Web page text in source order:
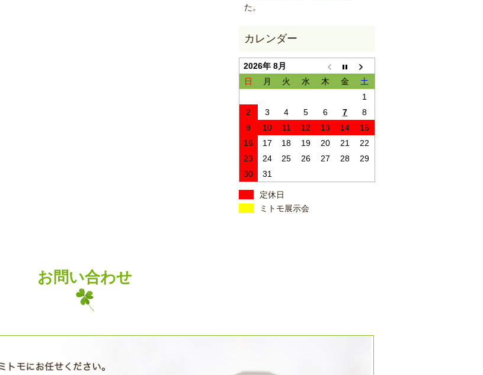
た。
2026年 8月
日
月 火 水 木 金
土
1
2
3 4 5 6 7
8
9
10 11 12 13 14
15
16
17 18 19 20 21
22
23
24 25 26 27 28
29
30
31
定休日
ミトモ展示会
お問い合わせ